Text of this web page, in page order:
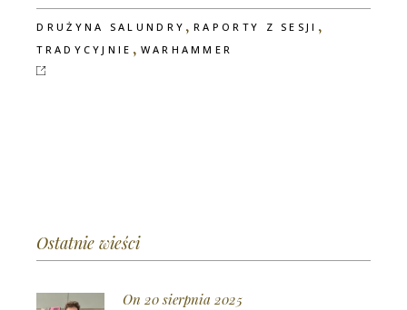
DRUŻYNA SALUNDRY ,RAPORTY Z SESJI ,
TRADYCYJNIE , WARHAMMER
Ostatnie wieści
On 20 sierpnia 2025